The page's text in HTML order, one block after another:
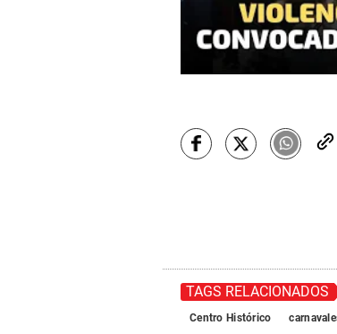
TAGS RELACIONADOS
Centro Histórico